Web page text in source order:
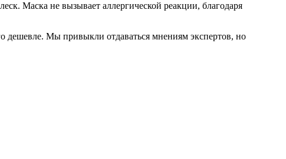
Маска не вызывает аллергической реакции, благодаря
дешевле. Мы привыкли отдаваться мнениям экспертов, но